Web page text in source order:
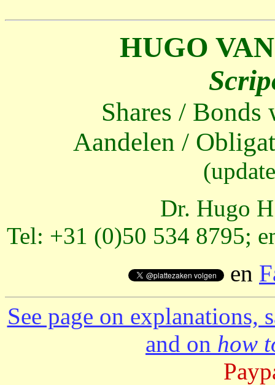
HUGO
Shares /
Aandelen /
Dr. Hugo
Tel: +31 (0)50 534 8795;
en
See page on explanations,
and on how